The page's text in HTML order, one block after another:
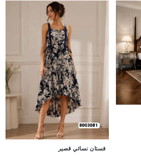
قستان نسائي قصير